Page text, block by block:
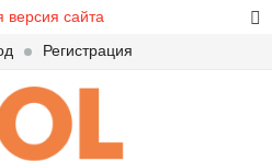
версия сайта
Регистрация